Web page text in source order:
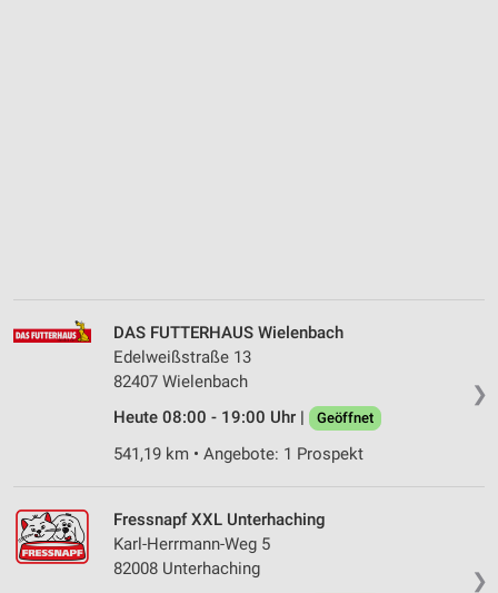
❯
DAS FUTTERHAUS Wielenbach
Edelweißstraße 13
82407 Wielenbach
Heute 08:00 - 19:00 Uhr |
Geöffnet
541,19 km • Angebote: 1 Prospekt
❯
Fressnapf XXL Unterhaching
Karl-Herrmann-Weg 5
82008 Unterhaching